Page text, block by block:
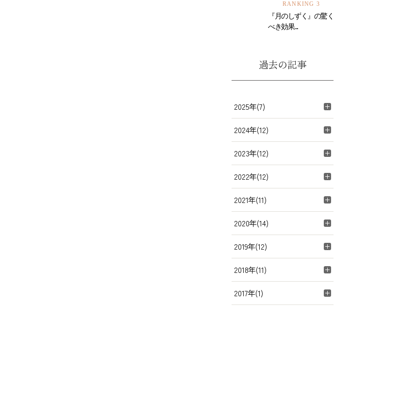
RANKING 3
『月のしずく』の驚く
べき効果...
過去の記事
2025年(7)
2024年(12)
2023年(12)
2022年(12)
2021年(11)
2020年(14)
2019年(12)
2018年(11)
2017年(1)